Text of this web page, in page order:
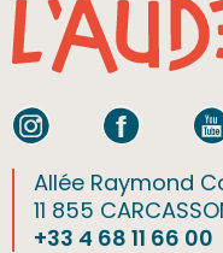
Allée Raymond
11 855
+33 4 68 11 66 00